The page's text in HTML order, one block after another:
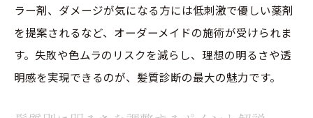
ラー剤、ダメージが気になる方には低刺激で優しい薬剤
を提案されるなど、オーダーメイドの施術が受けられま
す。失敗や色ムラのリスクを減らし、理想の明るさや透
明感を実現できるのが、髪質診断の最大の魅力です。